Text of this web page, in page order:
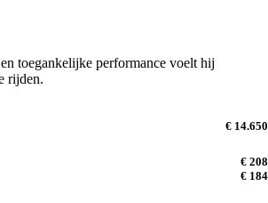
toegankelijke performance voelt hij
rijden.
€ 14.650
€ 208
€ 184